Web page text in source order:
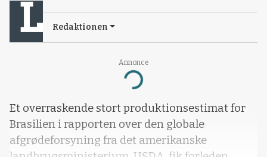
Annonce
Loading...
Redaktionen
Et overraskende stort produktionsestimat for
Brasilien i rapporten over den globale
afgrødeforsyning fra det amerikanske